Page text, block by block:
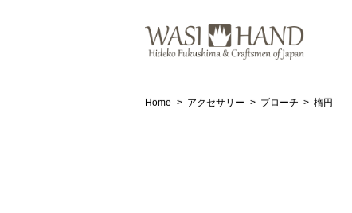
Home アクセサリー ブローチ 楕円